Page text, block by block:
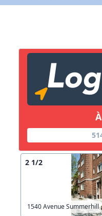
2 1/2
1540 Avenue Summerhill
Lien vers
Copier lien